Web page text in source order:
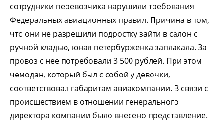
сотрудники перевозчика нарушили требования
Федеральных авиационных правил. Причина в том,
что они не разрешили подростку зайти в салон с
ручной кладью, юная петербурженка заплакала. За
провоз с нее потребовали 3 500 рублей. При этом
чемодан, который был с собой у девочки,
соответствовал габаритам авиакомпании. В связи с
происшествием в отношении генерального
директора компании было внесено представление.